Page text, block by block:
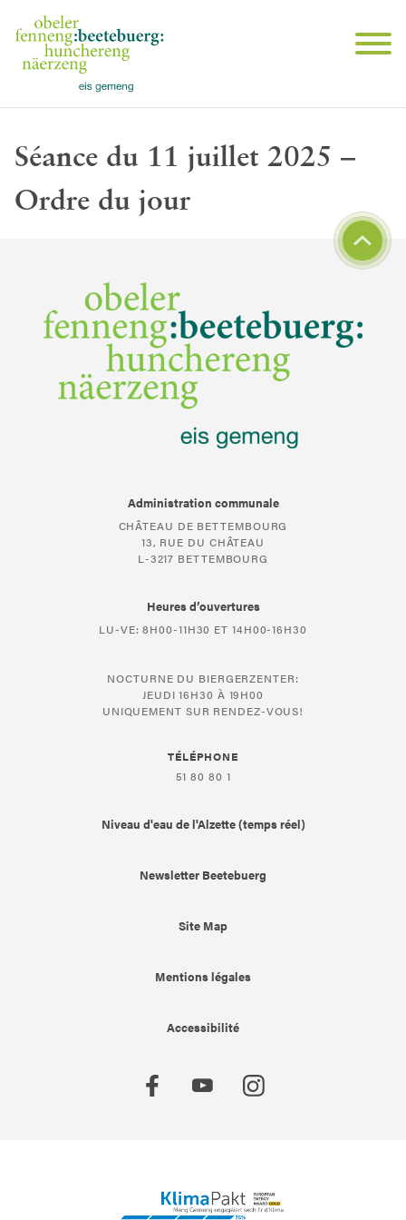
Séance du 11 juillet 2025 –
Ordre du jour
Administration communale
CHÂTEAU DE BETTEMBOURG
13, RUE DU CHÂTEAU
L-3217 BETTEMBOURG
Heures d’ouvertures
LU-VE: 8H00-11H30 ET 14H00-16H30
NOCTURNE DU BIERGERZENTER:
JEUDI 16H30 À 19H00
UNIQUEMENT SUR RENDEZ-VOUS!
TÉLÉPHONE
51 80 80 1
Niveau d'eau de l'Alzette (temps réel)
Newsletter Beetebuerg
Site Map
Mentions légales
Accessibilité